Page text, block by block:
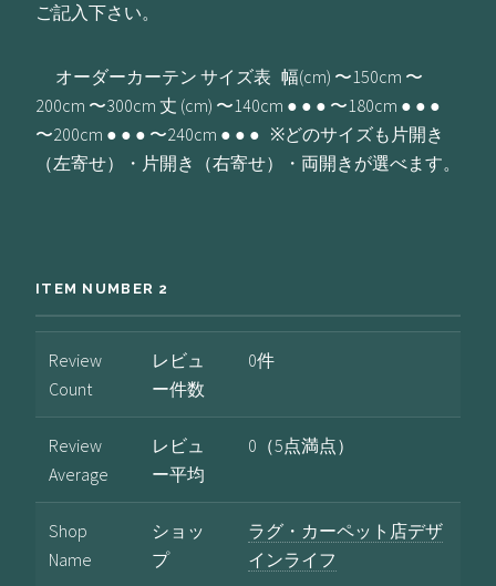
ご記入下さい。
オーダーカーテン サイズ表 幅(cm) 〜150cm 〜
200cm 〜300cm 丈 (cm) 〜140cm ● ● ● 〜180cm ● ● ●
〜200cm ● ● ● 〜240cm ● ● ● ※どのサイズも片開き
（左寄せ）・片開き（右寄せ）・両開きが選べます。
ITEM NUMBER 2
Review
Count
レビュ
ー件数
0件
Review
Average
レビュ
ー平均
0（5点満点）
Shop
Name
ショッ
プ
ラグ・カーペット店デザ
インライフ